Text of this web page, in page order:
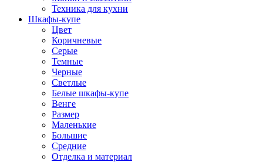
Техника для кухни
Шкафы-купе
Цвет
Коричневые
Серые
Темные
Черные
Светлые
Белые шкафы-купе
Венге
Размер
Маленькие
Большие
Средние
Отделка и материал